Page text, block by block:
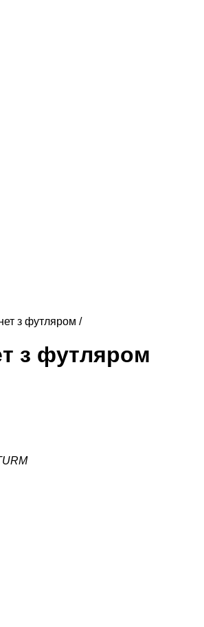
з футляром /
з футляром